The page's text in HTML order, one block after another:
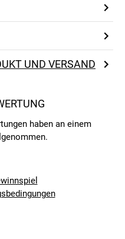
UND VERSAND
haben an einem